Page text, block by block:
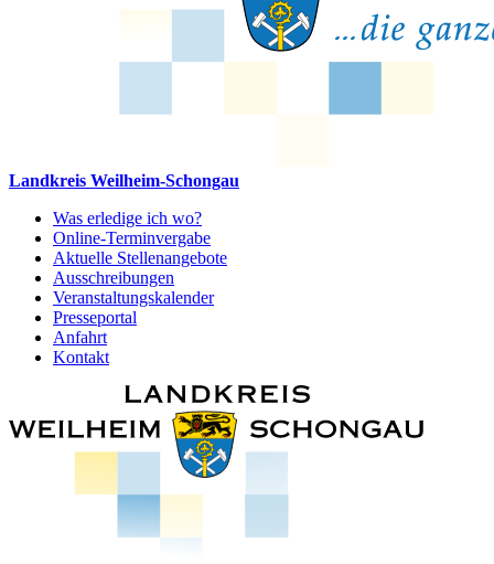
Landkreis Weilheim-Schongau
Was erledige ich wo?
Online-Terminvergabe
Aktuelle Stellenangebote
Ausschreibungen
Veranstaltungskalender
Presseportal
Anfahrt
Kontakt